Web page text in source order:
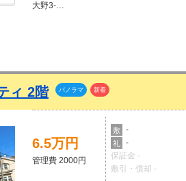
大野3-…
ィ 2階 パノラマ 新着
6.5万円
管理費 2000円
敷 -
礼
-
保証金 -
敷引・償却 -